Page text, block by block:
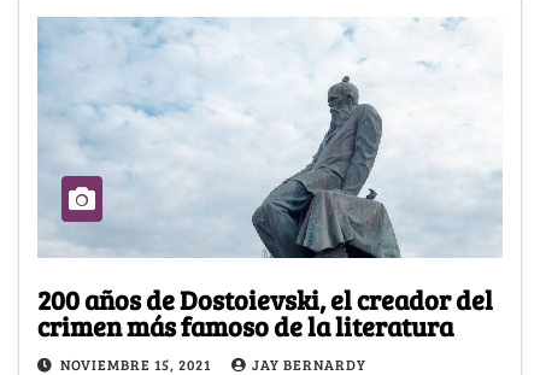
200 años de Dostoievski, el creador del
crimen más famoso de la literatura
NOVIEMBRE 15, 2021 JAY BERNARDY